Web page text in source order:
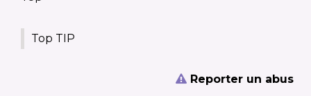
Top TIP
Reporter un abus